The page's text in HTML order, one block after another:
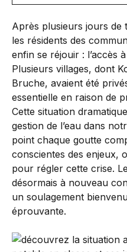
Après plusieurs jours de
les résidents des
enfin se réjouir : l’accès à
Plusieurs villages, dont
Bruche, avaient été
essentielle en raison de
Cette situation
gestion de l’eau dans
point chaque goutte
conscientes des enjeux,
pour régler cette crise.
désormais à nouveau
un soulagement
éprouvante.